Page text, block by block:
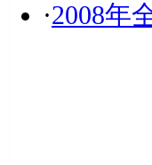
·2008年